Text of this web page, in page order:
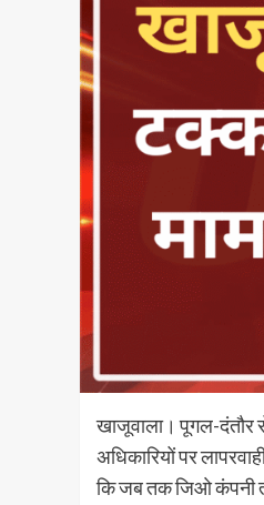
खाजूवाला। पूगल-दंतौर
अधिकारियों पर
कि जब तक जिओ कंपनी